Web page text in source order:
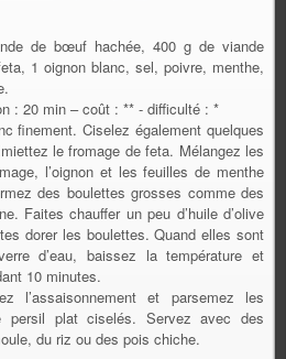
de bœuf hachée, 400 g de viande
1 oignon blanc, sel, poivre, menthe,
: 20 min – coût : ** - difficulté : *
finement. Ciselez également quelques
le fromage de feta. Mélangez les
l’oignon et les feuilles de menthe
des boulettes grosses comme des
Faites chauffer un peu d’huile d’olive
dorer les boulettes. Quand elles sont
d’eau, baissez la température et
10 minutes.
l’assaisonnement et parsemez les
persil plat ciselés. Servez avec des
du riz ou des pois chiche.